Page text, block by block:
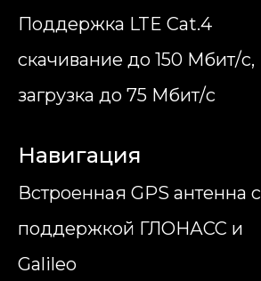
Поддержка LTE Cat.4
скачивание до 150 Мбит/с,
загрузка до 75 Мбит/с
Навигация
Встроенная GPS антенна с
поддержкой ГЛОНАСС и
Galileo